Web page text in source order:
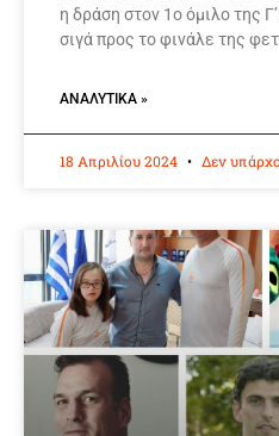
η δράση στον 1ο όμιλο της
σιγά προς το φινάλε της
ΑΝΑΛΥΤΙΚΆ »
18 Απριλίου 2024 Δεν